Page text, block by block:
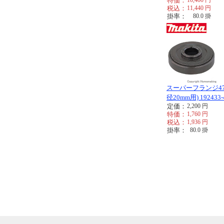
税込： 11,440 円
掛率： 80.0 掛
スーパーフランジ
径20mm用)
定価： 2,200 円
特価： 1,760 円
税込： 1,936 円
掛率： 80.0 掛